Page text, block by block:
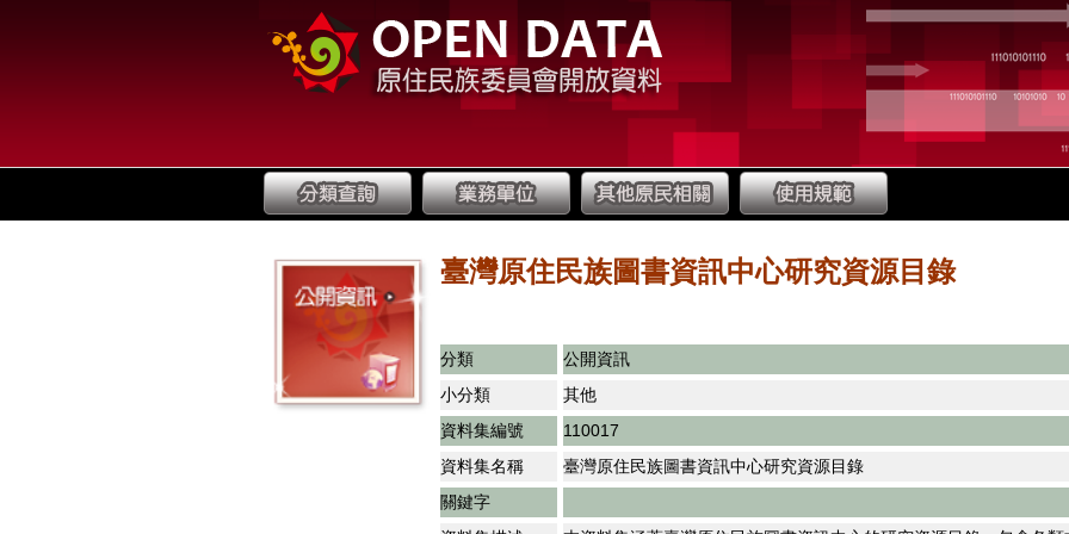
臺灣原住民族圖書資訊中心研究資源目錄
分類
公開資訊
小分類
其他
資料集編號
110017
資料集名稱
臺灣原住民族圖書資訊中心研究資源目錄
關鍵字